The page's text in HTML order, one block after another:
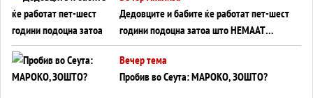
Дедовците и бабите ќе работат пет-шест
години подоцна затоа што НЕМААТ
ВНУЦИ ДА ГИ ЗАМЕНАТ
Вечер тема
Пробив во Сеута: МАРОКО, ЗОШТО?